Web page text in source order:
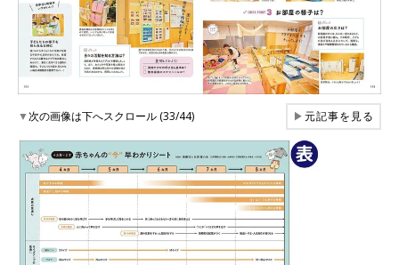
▼次の画像は下へスクロール (33/44) ▶元記事を見る